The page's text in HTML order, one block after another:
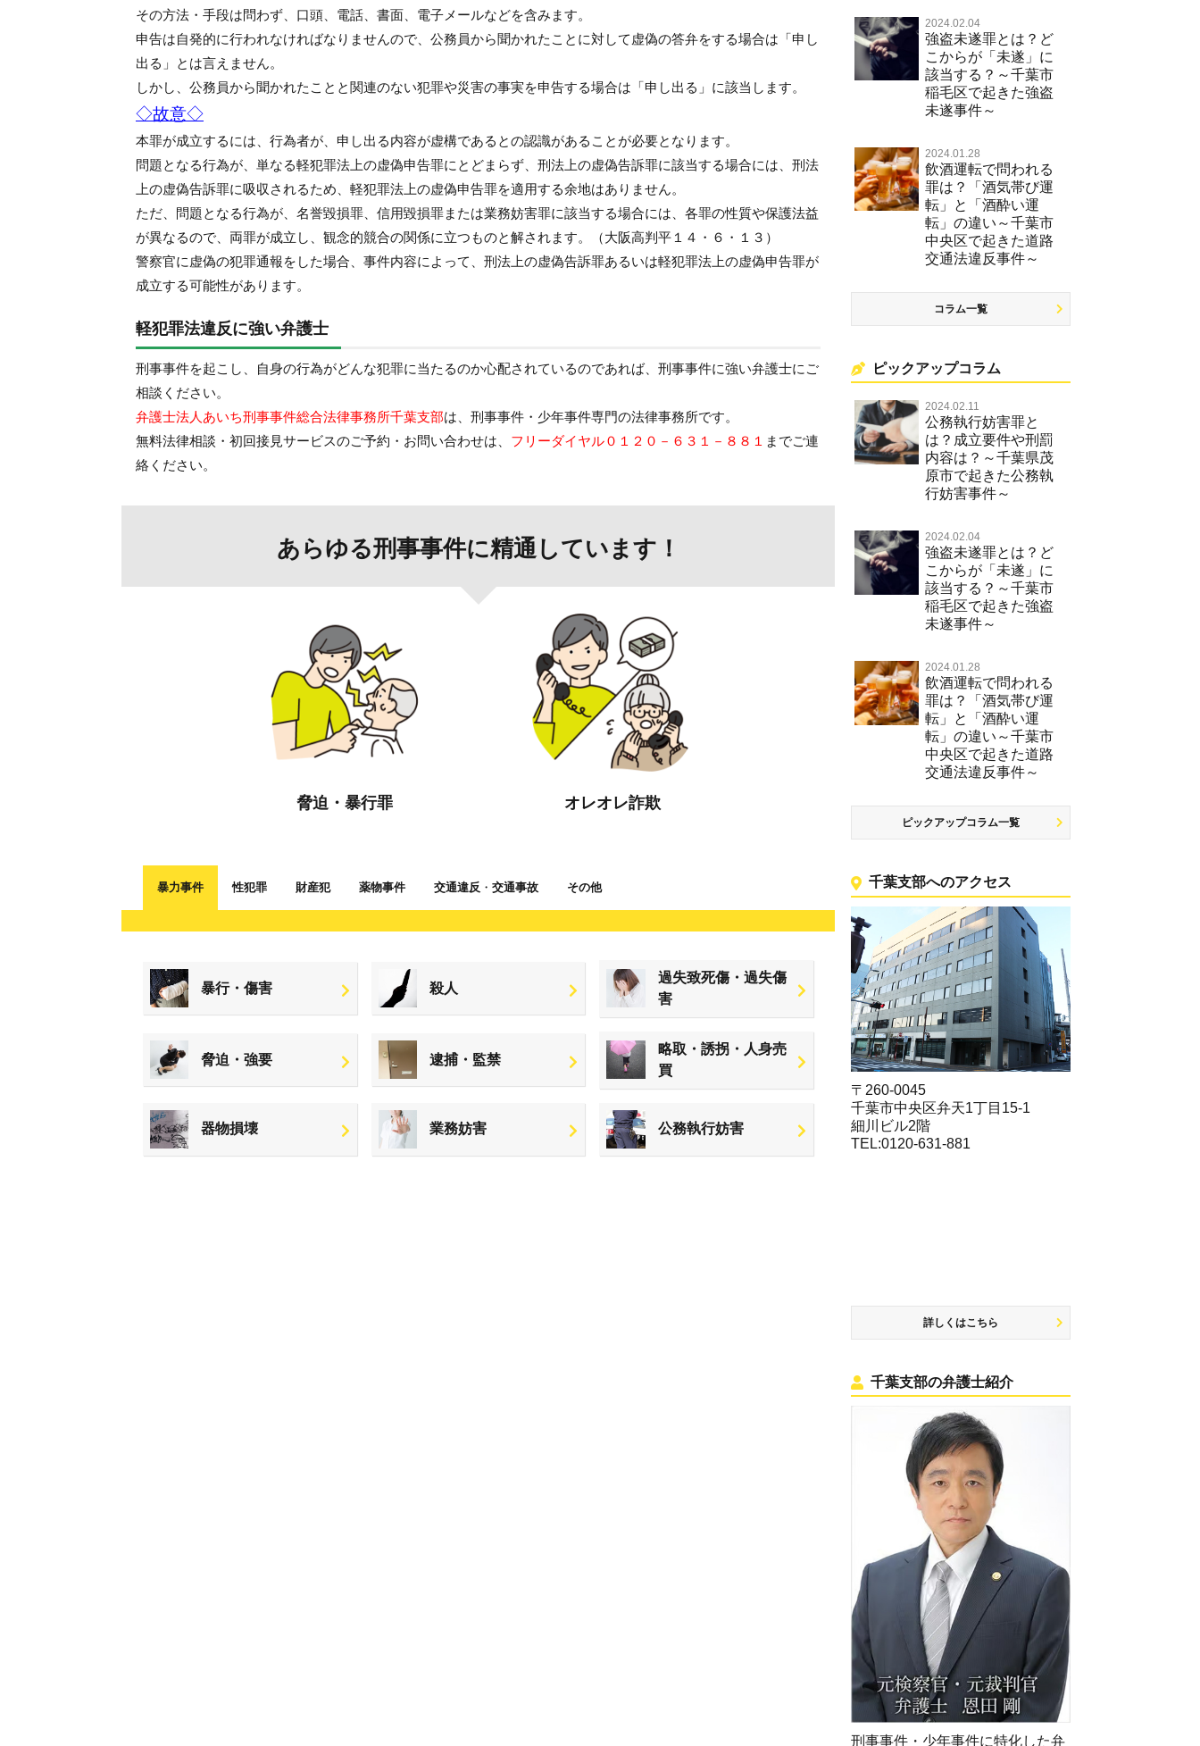
その方法・手段は問わず、口頭、電話、書面、電子メールなどを含みます。
申告は自発的に行われなければなりませんので、公務員から聞かれたことに対して虚偽の答弁をする場合は「申し
出る」とは言えません。
しかし、公務員から聞かれたことと関連のない犯罪や災害の事実を申告する場合は「申し出る」に該当します。
◇故意◇
本罪が成立するには、行為者が、申し出る内容が虚構であるとの認識があることが必要となります。
問題となる行為が、単なる軽犯罪法上の虚偽申告罪にとどまらず、刑法上の虚偽告訴罪に該当する場合には、刑法
上の虚偽告訴罪に吸収されるため、軽犯罪法上の虚偽申告罪を適用する余地はありません。
ただ、問題となる行為が、名誉毀損罪、信用毀損罪または業務妨害罪に該当する場合には、各罪の性質や保護法益
が異なるので、両罪が成立し、観念的競合の関係に立つものと解されます。（大阪高判平１４・６・１３）
警察官に虚偽の犯罪通報をした場合、事件内容によって、刑法上の虚偽告訴罪あるいは軽犯罪法上の虚偽申告罪が
成立する可能性があります。
軽犯罪法違反に強い弁護士
刑事事件を起こし、自身の行為がどんな犯罪に当たるのか心配されているのであれば、刑事事件に強い弁護士にご
相談ください。
弁護士法人あいち刑事事件総合法律事務所千葉支部は、刑事事件・少年事件専門の法律事務所です。
無料法律相談・初回接見サービスのご予約・お問い合わせは、 フリーダイヤル０１２０－６３１－８８１ までご連
絡ください。
あらゆる刑事事件に精通しています！
脅迫・暴行罪 オレオレ詐欺
暴力事件 性犯罪 財産犯 薬物事件 交通違反 ・ 交通事故 その他
暴行・傷害 殺人
過失致死傷・過失傷
害
脅迫・強要 逮捕・監禁
略取・誘拐・人身売
買
器物損壊 業務妨害 公務執行妨害
2024.02.04
強盗未遂罪とは？ど
こからが「未遂」に
該当する？～千葉市
稲毛区で起きた強盗
未遂事件～
2024.01.28
飲酒運転で問われる
罪は？「酒気帯び運
転」と「酒酔い運
転」の違い～千葉市
中央区で起きた道路
交通法違反事件～
コラム一覧
ピックアップコラム
2024.02.11
公務執行妨害罪と
は？成立要件や刑罰
内容は？～千葉県茂
原市で起きた公務執
行妨害事件～
2024.02.04
強盗未遂罪とは？ど
こからが「未遂」に
該当する？～千葉市
稲毛区で起きた強盗
未遂事件～
2024.01.28
飲酒運転で問われる
罪は？「酒気帯び運
転」と「酒酔い運
転」の違い～千葉市
中央区で起きた道路
交通法違反事件～
ピックアップコラム一覧
千葉支部へのアクセス
〒260-0045
千葉市中央区弁天1丁目15-1
細川ビル2階
TEL:0120-631-881
詳しくはこちら
千葉支部の弁護士紹介
刑事事件・少年事件に特化した弁